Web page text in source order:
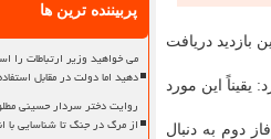
بازدید دریافت
یقیناً این مورد
دوم به دنبال
پربیننده ترین ها
می خواهید وزیر ارتباطات را
دهید اما دولت در مقابل
روایت دختر سردار حسینی
از مرگ در جنگ تا شناسایی با